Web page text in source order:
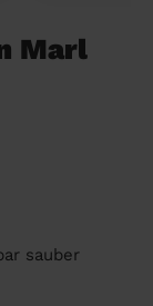
Marl
sauber